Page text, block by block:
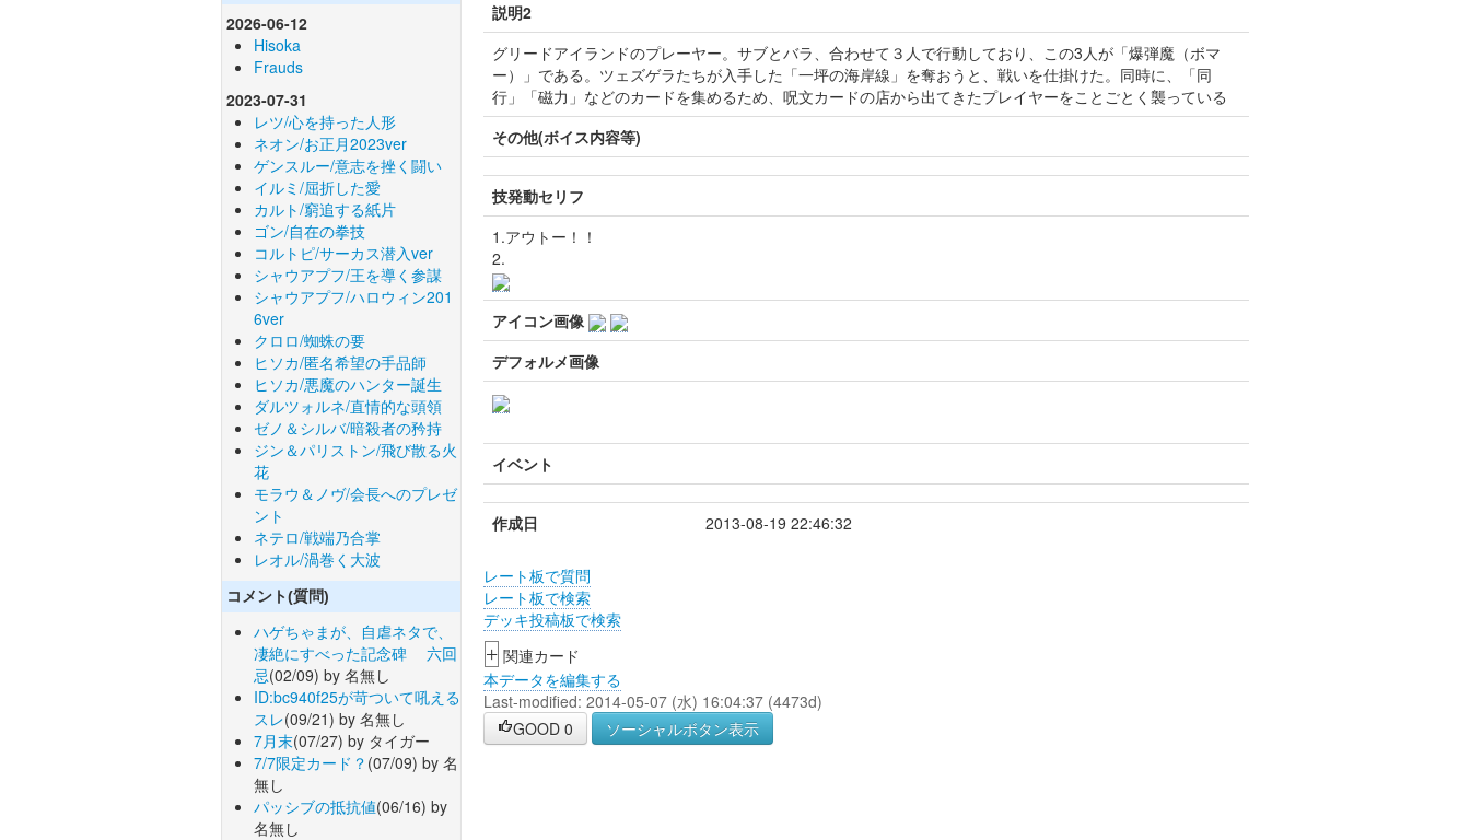
2026-06-12
Hisoka
Frauds
2023-07-31
レツ/心を持った人形
ネオン/お正月2023ver
ゲンスルー/意志を挫く闘い
イルミ/屈折した愛
カルト/窮追する紙片
ゴン/自在の拳技
コルトピ/サーカス潜入ver
シャウアプフ/王を導く参謀
シャウアプフ/ハロウィン201
6ver
クロロ/蜘蛛の要
ヒソカ/匿名希望の手品師
ヒソカ/悪魔のハンター誕生
ダルツォルネ/直情的な頭領
ゼノ＆シルバ/暗殺者の矜持
ジン＆パリストン/飛び散る火
花
モラウ＆ノヴ/会長へのプレゼ
ント
ネテロ/戦端乃合掌
レオル/渦巻く大波
コメント(質問)
ハゲちゃまが、自虐ネタで、
凄絶にすべった記念碑 六回
忌(02/09) by 名無し
ID:bc940f25が苛ついて吼える
スレ(09/21) by 名無し
7月末(07/27) by タイガー
7/7限定カード？ (07/09) by 名
無し
パッシブの抵抗値(06/16) by
名無し
説明2
グリードアイランドのプレーヤー。サブとバラ、合わせて３人で行動しており、この3人が「爆弾魔（ボマ
ー）」である。ツェズゲラたちが入手した「一坪の海岸線」を奪おうと、戦いを仕掛けた。同時に、「同
行」「磁力」などのカードを集めるため、呪文カードの店から出てきたプレイヤーをことごとく襲っている
その他(ボイス内容等)
技発動セリフ
1.アウトー！！
2.
アイコン画像
デフォルメ画像
イベント
作成日 2013-08-19 22:46:32
レート板で質問
レート板で検索
デッキ投稿板で検索
+ 関連カード
本データを編集する
Last-modified: 2014-05-07 (水) 16:04:37 (4473d)
GOOD 0 ソーシャルボタン表示